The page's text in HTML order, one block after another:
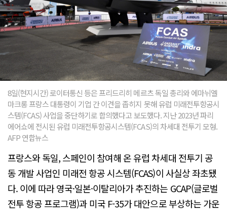
8일(현지시간) 로이터통신 등은 프리드리히 메르츠 독일 총리와 에마뉘엘
마크롱 프랑스 대통령이 기업 간 이견을 좁히지 못해 유럽 미래전투항공시
스템(FCAS) 사업을 중단하기로 합의했다고 보도했다. 지난 2023년 파리
에어쇼에 전시된 유럽 미래전투항공시스템(FCAS)의 차세대 전투기 모형.
AFP 연합뉴스
프랑스와 독일, 스페인이 참여해 온 유럽 차세대 전투기 공
동 개발 사업인 미래전 항공 시스템(FCAS)이 사실상 좌초됐
다. 이에 따라 영국·일본·이탈리아가 추진하는 GCAP(글로벌
전투 항공 프로그램)과 미국 F-35가 대안으로 부상하는 가운